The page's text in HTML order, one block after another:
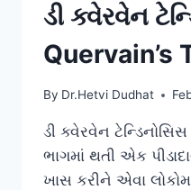
ડી ક્વેરવેન
Quervain’s
By Dr.Hetvi Dudhat
ડી ક્વેરવેન
ભાગમાં થતી એક
ખાસ કરીને એવા